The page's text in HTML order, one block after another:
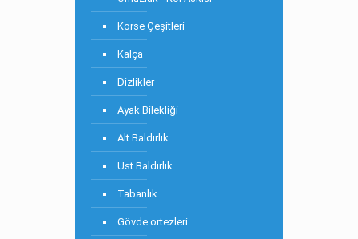
Korse Çeşitleri
Kalça
Dizlikler
Ayak Bilekliği
Alt Baldırlık
Üst Baldırlık
Tabanlık
Gövde ortezleri